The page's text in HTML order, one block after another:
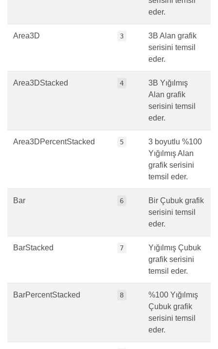
eder.
Area3D 3
3B Alan grafik
serisini temsil
eder.
Area3DStacked 4
3B Yığılmış
Alan grafik
serisini temsil
eder.
Area3DPercentStacked 5
3 boyutlu %100
Yığılmış Alan
grafik serisini
temsil eder.
Bar 6
Bir Çubuk grafik
serisini temsil
eder.
BarStacked 7
Yığılmış Çubuk
grafik serisini
temsil eder.
BarPercentStacked 8
%100 Yığılmış
Çubuk grafik
serisini temsil
eder.